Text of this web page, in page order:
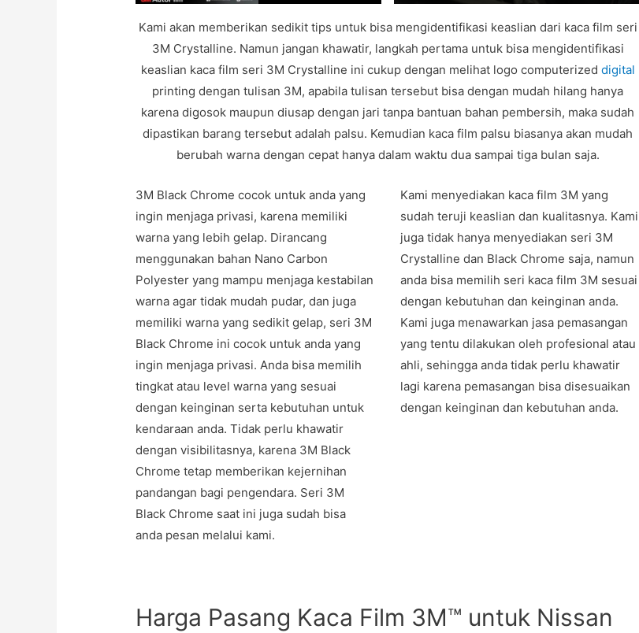
Kami akan memberikan sedikit tips untuk bisa mengidentifikasi keaslian dari kaca film seri
3M Crystalline. Namun jangan khawatir, langkah pertama untuk bisa mengidentifikasi
keaslian kaca film seri 3M Crystalline ini cukup dengan melihat logo computerized digital
printing dengan tulisan 3M, apabila tulisan tersebut bisa dengan mudah hilang hanya
karena digosok maupun diusap dengan jari tanpa bantuan bahan pembersih, maka sudah
dipastikan barang tersebut adalah palsu. Kemudian kaca film palsu biasanya akan mudah
berubah warna dengan cepat hanya dalam waktu dua sampai tiga bulan saja.
3M Black Chrome cocok untuk anda yang
ingin menjaga privasi, karena memiliki
warna yang lebih gelap. Dirancang
menggunakan bahan Nano Carbon
Polyester yang mampu menjaga kestabilan
warna agar tidak mudah pudar, dan juga
memiliki warna yang sedikit gelap, seri 3M
Black Chrome ini cocok untuk anda yang
ingin menjaga privasi. Anda bisa memilih
tingkat atau level warna yang sesuai
dengan keinginan serta kebutuhan untuk
kendaraan anda. Tidak perlu khawatir
dengan visibilitasnya, karena 3M Black
Chrome tetap memberikan kejernihan
pandangan bagi pengendara. Seri 3M
Black Chrome saat ini juga sudah bisa
anda pesan melalui kami.
Kami menyediakan kaca film 3M yang
sudah teruji keaslian dan kualitasnya. Kami
juga tidak hanya menyediakan seri 3M
Crystalline dan Black Chrome saja, namun
anda bisa memilih seri kaca film 3M sesuai
dengan kebutuhan dan keinginan anda.
Kami juga menawarkan jasa pemasangan
yang tentu dilakukan oleh profesional atau
ahli, sehingga anda tidak perlu khawatir
lagi karena pemasangan bisa disesuaikan
dengan keinginan dan kebutuhan anda.
Harga Pasang Kaca Film 3M™ untuk Nissan